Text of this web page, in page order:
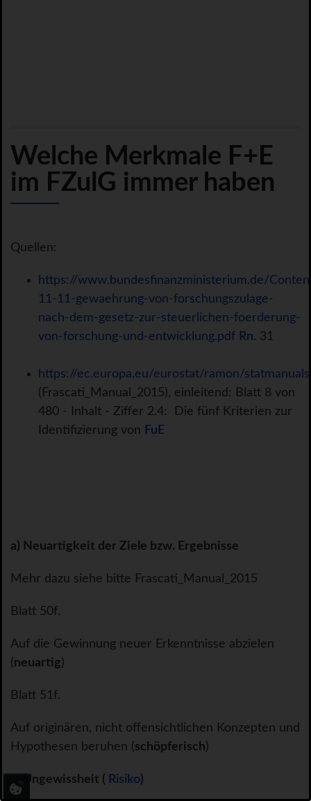
Welche Merkmale F+E
im FZulG immer haben
Quellen:
https://www.bundesfinanzministerium.de/
11-11-gewaehrung-von-forschungszulage-
nach-dem-gesetz-zur-steuerlichen-foerderung-
von-forschung-und-entwicklung.pdf Rn. 31
https://ec.europa.eu/eurostat/ramon/
(Frascati_Manual_2015), einleitend: Blatt 8 von
480 - Inhalt - Ziffer 2.4: Die fünf Kriterien zur
Identifizierung von FuE
a) Neuartigkeit der Ziele bzw. Ergebnisse
Mehr dazu siehe bitte Frascati_Manual_2015
Blatt 50f.
Auf die Gewinnung neuer Erkenntnisse abzielen
(neuartig)
Blatt 51f.
Auf originären, nicht offensichtlichen Konzepten und
Hypothesen beruhen (schöpferisch)
b) Ungewissheit ( Risiko)